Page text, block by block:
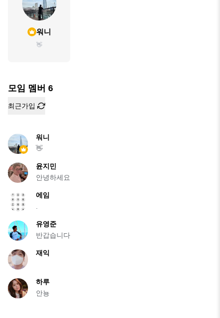
워니
👋
모임 멤버 6
최근가입
워니
👋
윤지민
안녕하세요
에임
.
유영준
반갑습니다
재익
하루
안뇽